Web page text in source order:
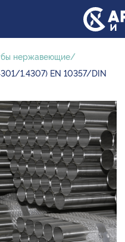
нержавеющие
1.4307) EN 10357/DIN